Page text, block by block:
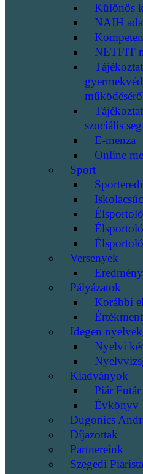
Különös
NAIH
NETFIT
szociális
E-menza
Online
Sport
Versenyek
Pályázatok
Korábbi
Idegen nyelvek
Nyelvi
Kiadványok
Piár Futár
Évkönyv
Dugonics
Díjazottak
Partnereink
Szegedi